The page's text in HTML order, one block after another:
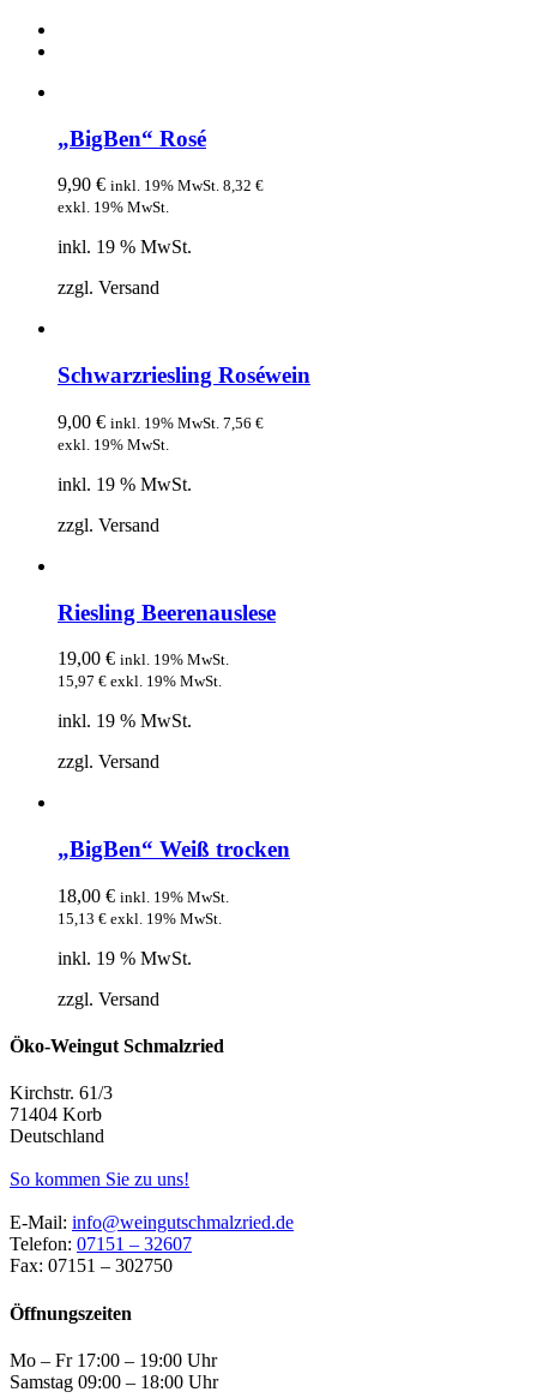
„BigBen“ Rosé
9,90 € inkl. 19% MwSt. 8,32 €
exkl. 19% MwSt.
inkl. 19 % MwSt.
zzgl. Versand
Schwarzriesling Roséwein
9,00 € inkl. 19% MwSt. 7,56 €
exkl. 19% MwSt.
inkl. 19 % MwSt.
zzgl. Versand
Riesling Beerenauslese
19,00 € inkl. 19% MwSt.
15,97 € exkl. 19% MwSt.
inkl. 19 % MwSt.
zzgl. Versand
„BigBen“ Weiß trocken
18,00 € inkl. 19% MwSt.
15,13 € exkl. 19% MwSt.
inkl. 19 % MwSt.
zzgl. Versand
Öko-Weingut Schmalzried
Kirchstr. 61/3
71404 Korb
Deutschland
So kommen Sie zu uns!
E-Mail: info@weingutschmalzried.de
Telefon: 07151 – 32607
Fax: 07151 – 302750
Öffnungszeiten
Mo – Fr 17:00 – 19:00 Uhr
Samstag 09:00 – 18:00 Uhr